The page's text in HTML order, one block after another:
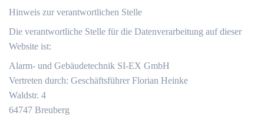
Hinweis zur verantwortlichen Stelle
Die verantwortliche Stelle für die Datenverarbeitung auf dieser
Website ist:
Alarm- und Gebäudetechnik SI-EX GmbH
Vertreten durch: Geschäftsführer Florian Heinke
Waldstr. 4
64747 Breuberg